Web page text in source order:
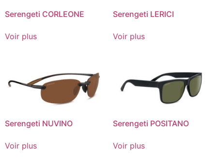
Serengeti CORLEONE
Voir plus
Serengeti LERICI
Voir plus
Serengeti NUVINO
Voir plus
Serengeti POSITANO
Voir plus